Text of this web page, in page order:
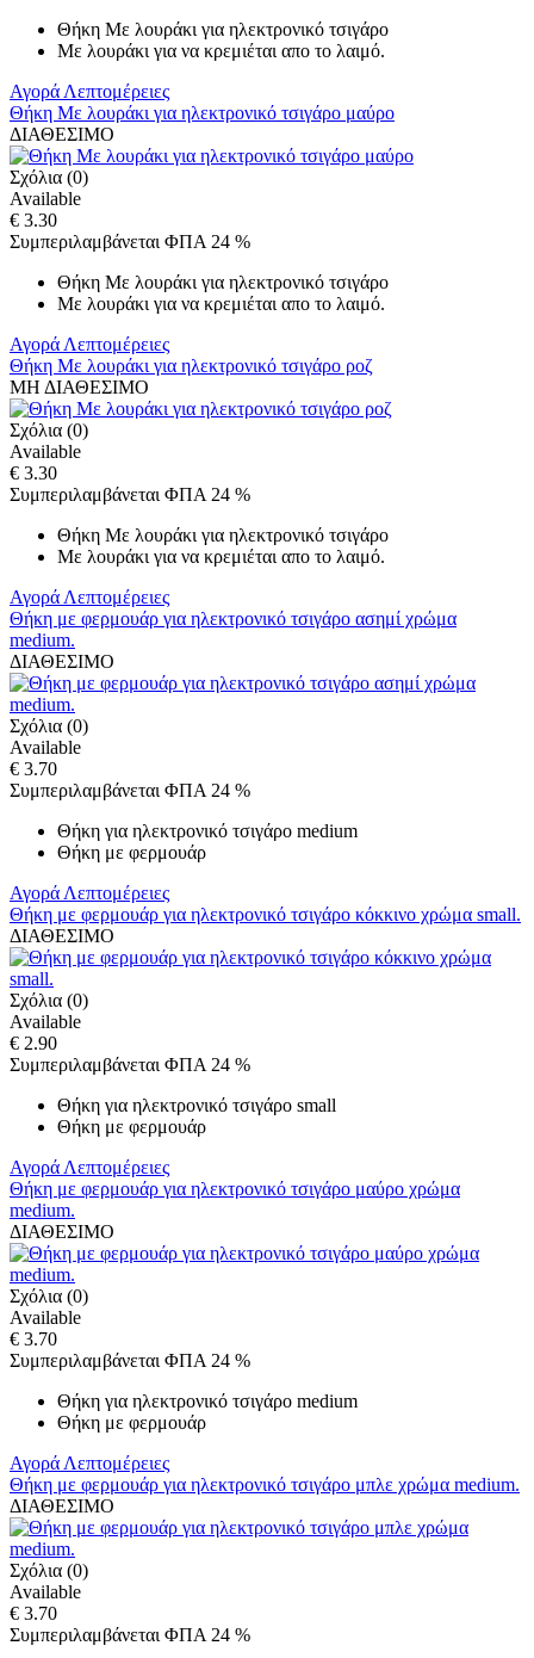
Θήκη Με λουράκι για ηλεκτρονικό τσιγάρο
Με λουράκι για να κρεμιέται απο το λαιμό.
Αγορά Λεπτομέρειες
Θήκη Με λουράκι για ηλεκτρονικό τσιγάρο μαύρο
ΔΙΑΘΕΣΙΜΟ
Σχόλια (0)
Available
€ 3.30
Συμπεριλαμβάνεται ΦΠΑ 24 %
Θήκη Με λουράκι για ηλεκτρονικό τσιγάρο
Με λουράκι για να κρεμιέται απο το λαιμό.
Αγορά Λεπτομέρειες
Θήκη Με λουράκι για ηλεκτρονικό τσιγάρο ροζ
ΜΗ ΔΙΑΘΕΣΙΜΟ
Σχόλια (0)
Available
€ 3.30
Συμπεριλαμβάνεται ΦΠΑ 24 %
Θήκη Με λουράκι για ηλεκτρονικό τσιγάρο
Με λουράκι για να κρεμιέται απο το λαιμό.
Αγορά Λεπτομέρειες
Θήκη με φερμουάρ για ηλεκτρονικό τσιγάρο ασημί χρώμα
medium.
ΔΙΑΘΕΣΙΜΟ
Σχόλια (0)
Available
€ 3.70
Συμπεριλαμβάνεται ΦΠΑ 24 %
Θήκη για ηλεκτρονικό τσιγάρο medium
Θήκη με φερμουάρ
Αγορά Λεπτομέρειες
Θήκη με φερμουάρ για ηλεκτρονικό τσιγάρο κόκκινο χρώμα small.
ΔΙΑΘΕΣΙΜΟ
Σχόλια (0)
Available
€ 2.90
Συμπεριλαμβάνεται ΦΠΑ 24 %
Θήκη για ηλεκτρονικό τσιγάρο small
Θήκη με φερμουάρ
Αγορά Λεπτομέρειες
Θήκη με φερμουάρ για ηλεκτρονικό τσιγάρο μαύρο χρώμα
medium.
ΔΙΑΘΕΣΙΜΟ
Σχόλια (0)
Available
€ 3.70
Συμπεριλαμβάνεται ΦΠΑ 24 %
Θήκη για ηλεκτρονικό τσιγάρο medium
Θήκη με φερμουάρ
Αγορά Λεπτομέρειες
Θήκη με φερμουάρ για ηλεκτρονικό τσιγάρο μπλε χρώμα medium.
ΔΙΑΘΕΣΙΜΟ
Σχόλια (0)
Available
€ 3.70
Συμπεριλαμβάνεται ΦΠΑ 24 %